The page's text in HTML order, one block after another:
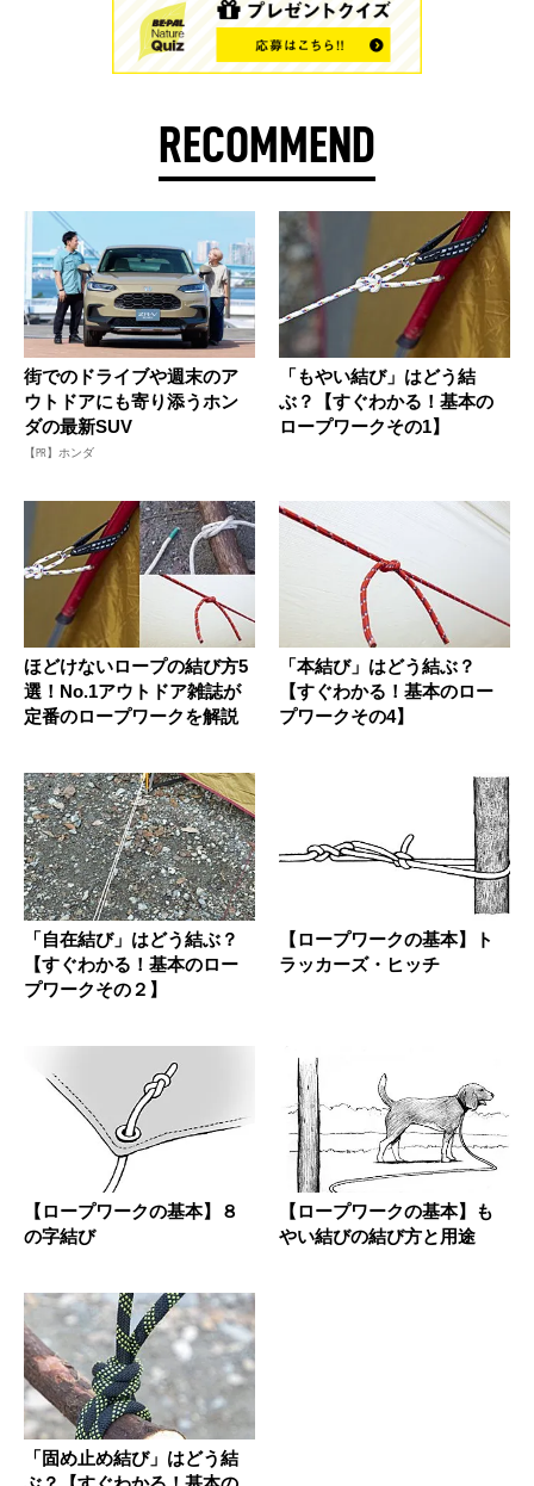
RECOMMEND
街でのドライブや週末のア
ウトドアにも寄り添うホン
ダの最新SUV
【PR】ホンダ
「もやい結び」はどう結
ぶ？【すぐわかる！基本の
ロープワークその1】
ほどけないロープの結び方5
選！No.1アウトドア雑誌が
定番のロープワークを解説
「本結び」はどう結ぶ？
【すぐわかる！基本のロー
プワークその4】
「自在結び」はどう結ぶ？
【すぐわかる！基本のロー
プワークその２】
【ロープワークの基本】ト
ラッカーズ・ヒッチ
【ロープワークの基本】８
の字結び
【ロープワークの基本】も
やい結びの結び方と用途
「固め止め結び」はどう結